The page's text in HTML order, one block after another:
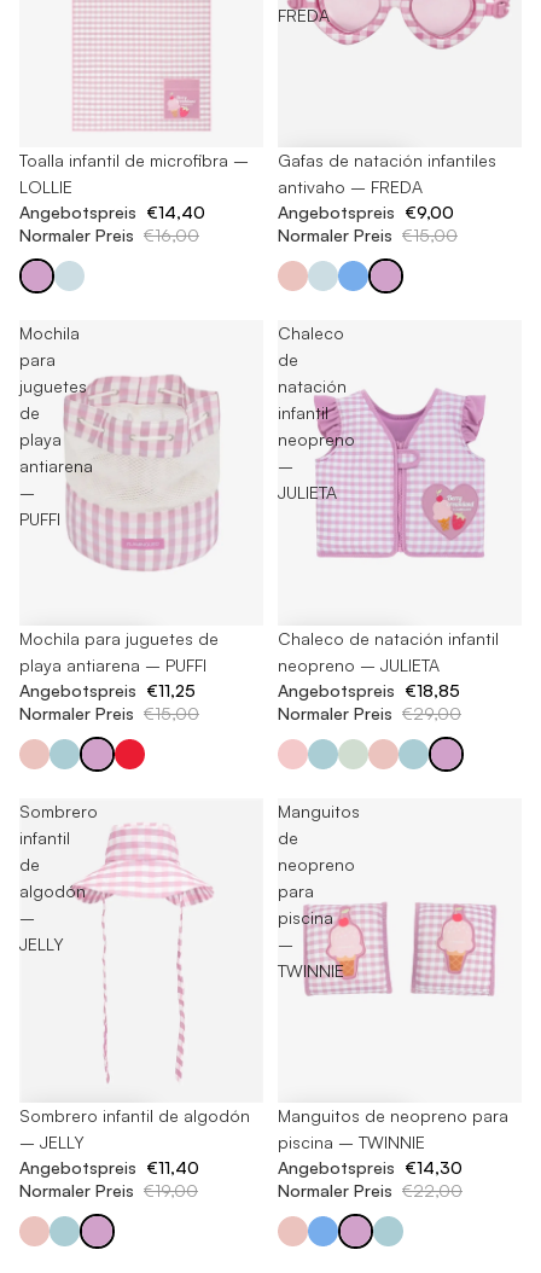
Ausverkauft
Toalla infantil de microfibra –
LOLLIE
Angebotspreis €14,40
Normaler Preis €16,00
FREDA
-40%
Gafas de natación infantiles
antivaho – FREDA
Angebotspreis €9,00
Normaler Preis €15,00
Mochila
para
juguetes
de
playa
antiarena
–
PUFFI
-25%
Mochila para juguetes de
playa antiarena – PUFFI
Angebotspreis €11,25
Normaler Preis €15,00
Chaleco
de
natación
infantil
neopreno
–
JULIETA
-35%
Chaleco de natación infantil
neopreno – JULIETA
Angebotspreis €18,85
Normaler Preis €29,00
Sombrero
infantil
de
algodón
–
JELLY
-40%
Sombrero infantil de algodón
– JELLY
Angebotspreis €11,40
Normaler Preis €19,00
Manguitos
de
neopreno
para
piscina
–
TWINNIE
-35%
Manguitos de neopreno para
piscina – TWINNIE
Angebotspreis €14,30
Normaler Preis €22,00